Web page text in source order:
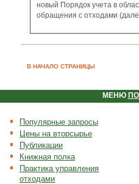
новый Порядок учета в
обращения с отходами
В НАЧАЛО СТРАНИЦЫ
МЕНЮ
Популярные запросы
Цены на вторсырье
Публикации
Книжная полка
Практика управления
отходами